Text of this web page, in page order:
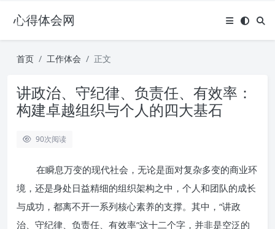
心得体会网
首页 工作体会 正文
讲政治、守纪律、负责任、有效率：
构建卓越组织与个人的四大基石
90次阅读
在瞬息万变的现代社会，无论是面对复杂多变的商业环
境，还是身处日益精细的组织架构之中，个人和团队的成长
与成功，都离不开一系列核心素养的支撑。其中，“讲政
治、守纪律、负责任、有效率”这十二个字，并非是空泛的